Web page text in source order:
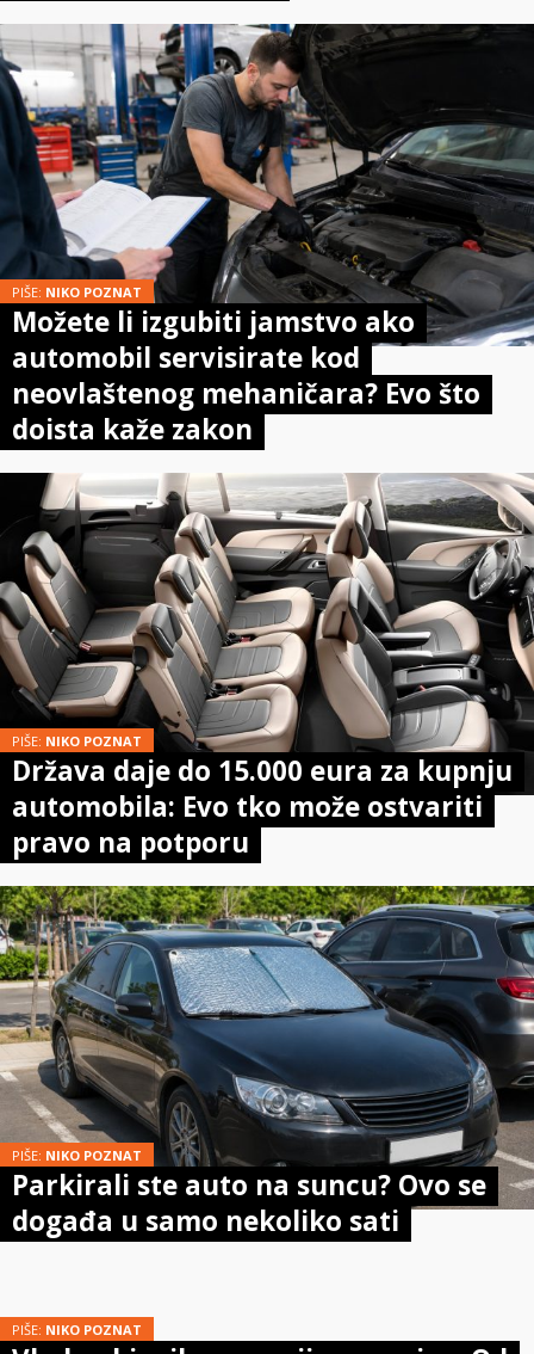
PIŠE: NIKO POZNAT
Možete li izgubiti jamstvo ako
automobil servisirate kod
neovlaštenog mehaničara? Evo što
doista kaže zakon
PIŠE: NIKO POZNAT
Država daje do 15.000 eura za kupnju
automobila: Evo tko može ostvariti
pravo na potporu
PIŠE: NIKO POZNAT
Parkirali ste auto na suncu? Ovo se
događa u samo nekoliko sati
PIŠE: NIKO POZNAT